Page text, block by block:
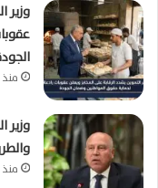
وزير
منذ 3 أيام
وزير
منذ 4